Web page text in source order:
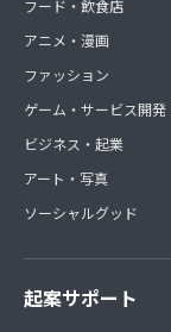
フード・飲食店
アニメ・漫画
ファッション
ゲーム・サービス開発
ビジネス・起業
アート・写真
ソーシャルグッド
起案サポート